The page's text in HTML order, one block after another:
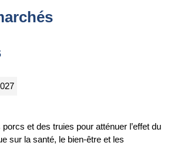
porcs et des truies pour atténuer l’effet du
sur la santé, le bien-être et les